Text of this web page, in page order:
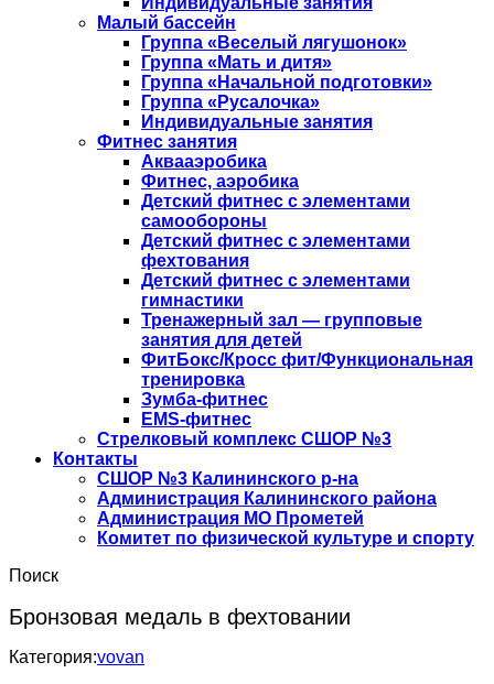
Малый бассейн
Группа «Веселый лягушонок»
Группа «Мать и дитя»
Группа «Начальной подготовки»
Группа «Русалочка»
Индивидуальные занятия
Фитнес занятия
Аквааэробика
Фитнес, аэробика
Детский фитнес с элементами
самообороны
Детский фитнес с элементами
фехтования
Детский фитнес с элементами
гимнастики
Тренажерный зал — групповые
занятия для детей
ФитБокс/Кросс фит/Функциональная
тренировка
Зумба-фитнес
EMS-фитнес
Стрелковый комплекс СШОР №3
Контакты
СШОР №3 Калининского р-на
Администрация Калининского района
Администрация МО Прометей
Комитет по физической культуре и спорту
Поиск
Бронзовая медаль в фехтовании
Категория:vovan